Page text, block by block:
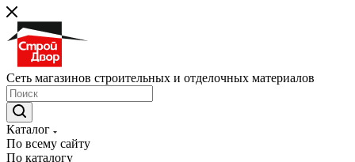
Сеть магазинов строительных и отделочных материалов
Каталог
По всему сайту
По каталогу